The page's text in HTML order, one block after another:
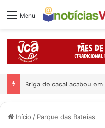
Menu
Briga de casal acabou
Início / Parque das Bateias